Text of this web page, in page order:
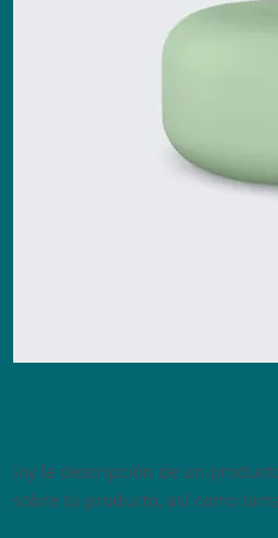
Soy la descripción de un
sobre tu producto, así como